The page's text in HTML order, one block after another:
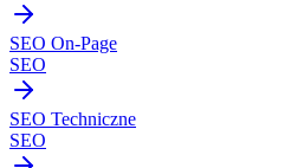
SEO On-Page
SEO
SEO Techniczne
SEO